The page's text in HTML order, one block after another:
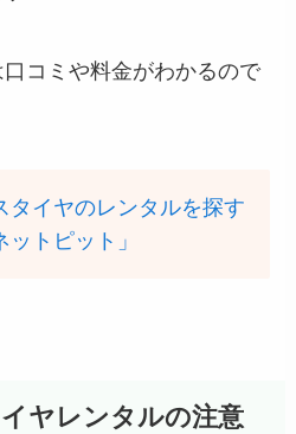
コミや料金がわかるので
タイヤのレンタルを探す
トピット」
ヤレンタルの注意